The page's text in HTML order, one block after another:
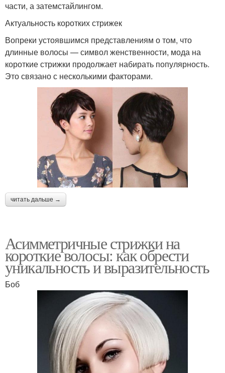
части, а затемстайлингом.
Актуальность коротких стрижек
Вопреки устоявшимся представлениям о том, что
длинные волосы — символ женственности, мода на
короткие стрижки продолжает набирать популярность.
Это связано с несколькими факторами.
читать дальше →
Асимметричные стрижки на
короткие волосы: как обрести
уникальность и выразительность
Боб